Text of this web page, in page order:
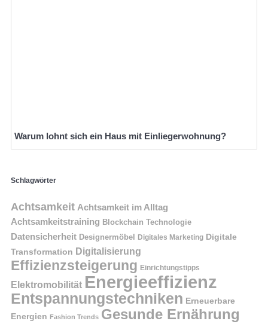
Warum lohnt sich ein Haus mit Einliegerwohnung?
Schlagwörter
Achtsamkeit Achtsamkeit im Alltag
Achtsamkeitstraining Blockchain Technologie
Datensicherheit Designermöbel Digitales Marketing Digitale
Transformation Digitalisierung
Effizienzsteigerung Einrichtungstipps
Elektromobilität Energieeffizienz
Entspannungstechniken Erneuerbare
Energien Fashion Trends Gesunde Ernährung